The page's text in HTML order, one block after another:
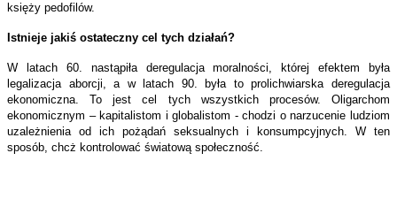
księży pedofilów.
Istnieje jakiś ostateczny cel tych działań?
W latach 60. nastąpiła deregulacja moralności, której efektem była
legalizacja aborcji, a w latach 90. była to prolichwiarska deregulacja
ekonomiczna. To jest cel tych wszystkich procesów. Oligarchom
ekonomicznym – kapitalistom i globalistom - chodzi o narzucenie ludziom
uzależnienia od ich pożądań seksualnych i konsumpcyjnych. W ten
sposób, chcż kontrolować światową społeczność.